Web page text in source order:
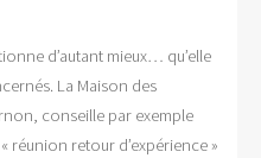
d’autant mieux… qu’elle
La Maison des
conseille par exemple
réunion retour d’expérience »